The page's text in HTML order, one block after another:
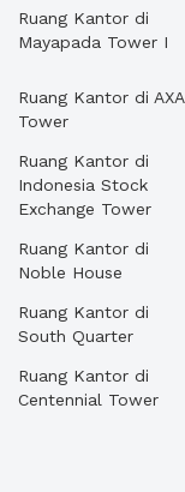
Ruang Kantor di
Mayapada Tower I
Ruang Kantor di AXA
Tower
Ruang Kantor di
Indonesia Stock
Exchange Tower
Ruang Kantor di
Noble House
Ruang Kantor di
South Quarter
Ruang Kantor di
Centennial Tower